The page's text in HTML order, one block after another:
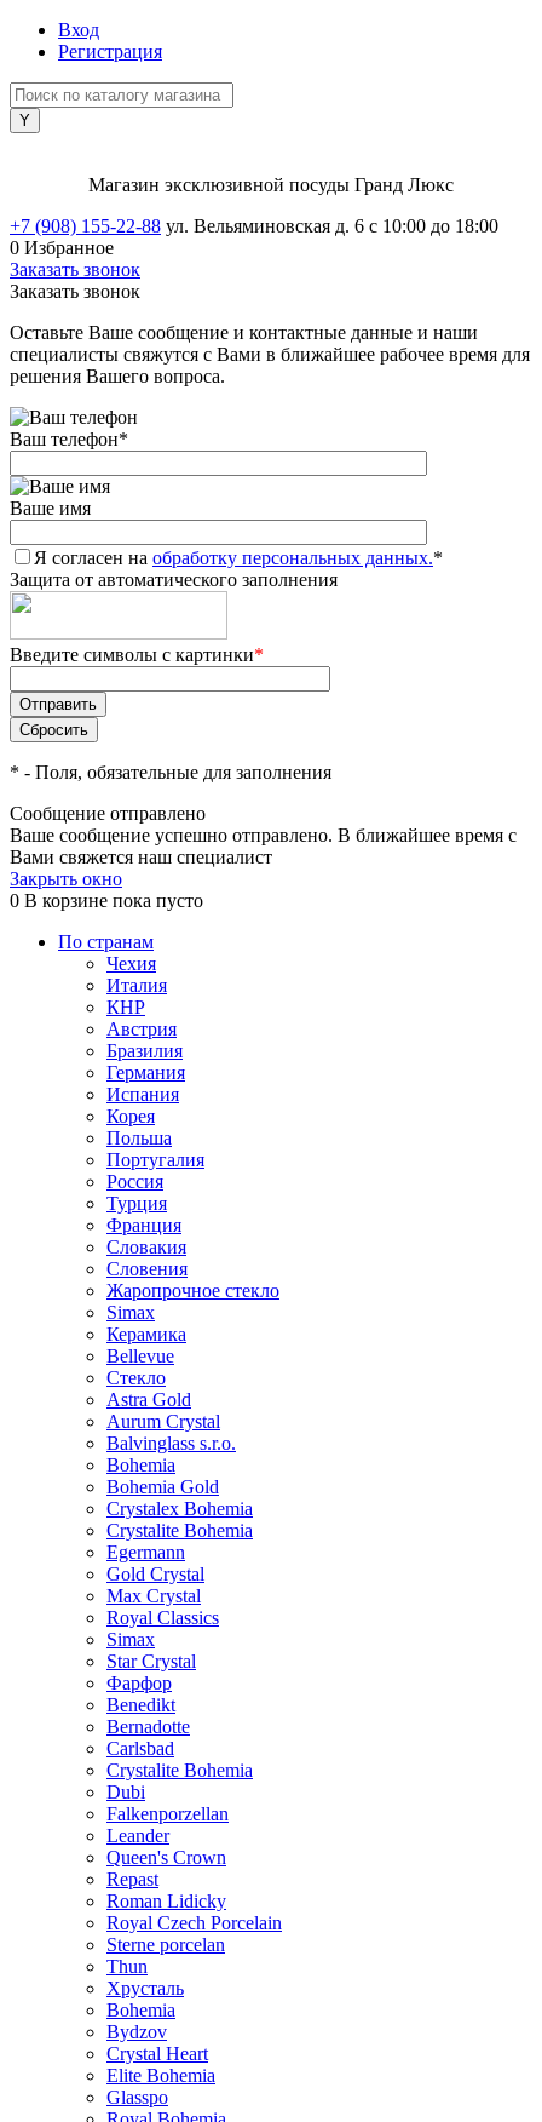
Вход
Регистрация
Магазин эксклюзивной посуды Гранд Люкс
+7 (908) 155-22-88 ул. Вельяминовская д. 6 с 10:00 до 18:00
0 Избранное
Заказать звонок
Заказать звонок
Оставьте Ваше сообщение и контактные данные и наши
специалисты свяжутся с Вами в ближайшее рабочее время для
решения Вашего вопроса.
Ваш телефон*
Ваше имя
Я согласен на обработку персональных данных.*
Защита от автоматического заполнения
Введите символы с картинки*
* - Поля, обязательные для заполнения
Сообщение отправлено
Ваше сообщение успешно отправлено. В ближайшее время с
Вами свяжется наш специалист
Закрыть окно
0 В корзине пока пусто
По странам
Чехия
Италия
КНР
Австрия
Бразилия
Германия
Испания
Корея
Польша
Португалия
Россия
Турция
Франция
Словакия
Словения
Жаропрочное стекло
Simax
Керамика
Bellevue
Стекло
Astra Gold
Aurum Crystal
Balvinglass s.r.o.
Bohemia
Bohemia Gold
Crystalex Bohemia
Crystalite Bohemia
Egermann
Gold Crystal
Max Crystal
Royal Classics
Simax
Star Crystal
Фарфор
Benedikt
Bernadotte
Carlsbad
Crystalite Bohemia
Dubi
Falkenporzellan
Leander
Queen's Crown
Repast
Roman Lidicky
Royal Czech Porcelain
Sterne porcelan
Thun
Хрусталь
Bohemia
Bydzov
Crystal Heart
Elite Bohemia
Glasspo